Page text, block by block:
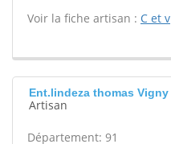
Voir la fiche artisan : C et v
Ent.lindeza thomas
Artisan
Département: 91